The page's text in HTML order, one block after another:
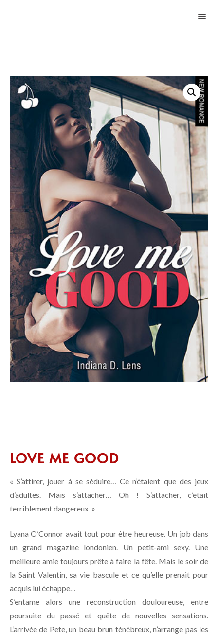
LOVE ME GOOD
« S’attirer, jouer à se séduire… Ce n’étaient que des jeux
d’adultes. Mais s’attacher… Oh ! S’attacher, c’était
terriblement dangereux. »
Lyana O’Connor avait tout pour être heureuse. Un job dans
un grand magazine londonien. Un petit-ami sexy. Une
meilleure amie toujours prête à faire la fête. Mais le soir de
la Saint Valentin, sa vie bascule et ce qu’elle prenait pour
acquis lui échappe…
S’entame alors une reconstruction douloureuse, entre
poursuite du passé et quête de nouvelles sensations.
L’arrivée de Pete, un beau brun ténébreux, n’arrange pas les